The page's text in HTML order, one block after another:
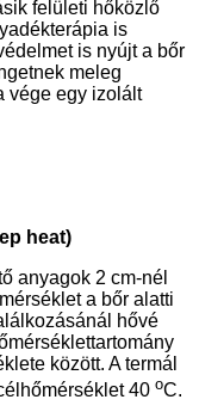
felületi hőközlő
is
is nyújt a bőr
meleg
vége egy izolált
heat)
anyagok 2 cm-nél
a bőr alatti
hővé
között. A termál
40 oC.